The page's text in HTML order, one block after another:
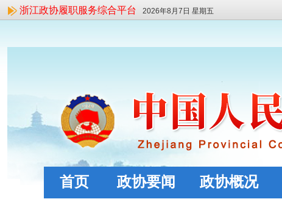
浙江政协履职服务综合平台 2026年8月7日 星期五
首页 政协要闻 政协概况